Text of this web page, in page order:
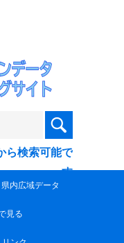
ら検索可能で
す
県内広域データ
見る